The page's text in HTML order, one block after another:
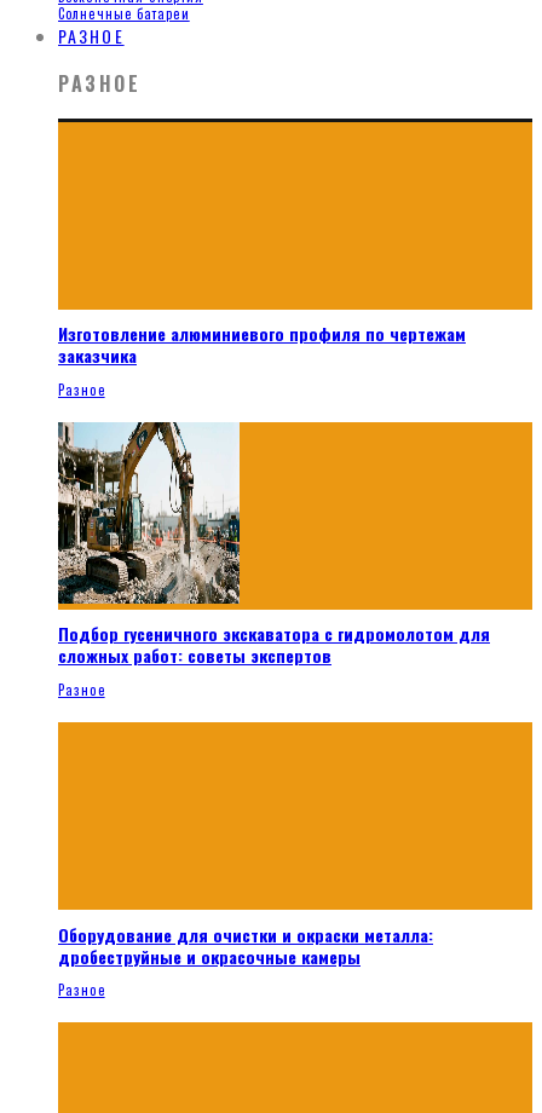
Солнечные батареи
РАЗНОЕ
РАЗНОЕ
Изготовление алюминиевого профиля по чертежам
заказчика
Разное
Подбор гусеничного экскаватора с гидромолотом для
сложных работ: советы экспертов
Разное
Оборудование для очистки и окраски металла:
дробеструйные и окрасочные камеры
Разное